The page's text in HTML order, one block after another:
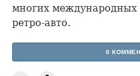
многих международных
ретро-авто.
0